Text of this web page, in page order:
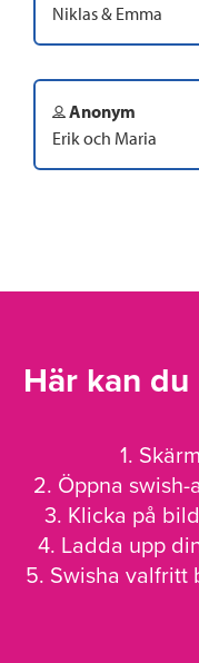
Niklas & Emma
Anonym
Erik och Maria
Här kan
1.
2. Öppna
3. Klicka på
4. Ladda upp
5. Swisha valfritt